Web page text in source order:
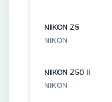
NIKON Z5
NIKON
NIKON Z50 II
NIKON